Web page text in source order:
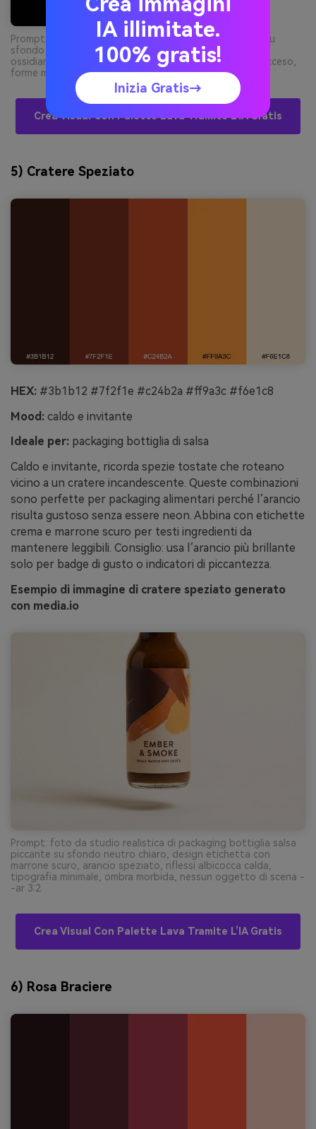
Prompt: poster evento notturno come graphic design su
sfondo chiaro, gerarchia tipografica audace, base nera
ossidiana con cremisi intenso e accenti rosso-arancio acceso,
forme minimali, senza foto, senza persone --ar 2:3
Crea Visual Con Palette Lava Tramite L’IA Gratis
5) Cratere Speziato
HEX: #3b1b12 #7f2f1e #c24b2a #ff9a3c #f6e1c8
Mood: caldo e invitante
Ideale per: packaging bottiglia di salsa
Caldo e invitante, ricorda spezie tostate che roteano
vicino a un cratere incandescente. Queste combinazioni
sono perfette per packaging alimentari perché l’arancio
risulta gustoso senza essere neon. Abbina con etichette
crema e marrone scuro per testi ingredienti da
mantenere leggibili. Consiglio: usa l’arancio più brillante
solo per badge di gusto o indicatori di piccantezza.
Esempio di immagine di cratere speziato generato
con media.io
Prompt: foto da studio realistica di packaging bottiglia salsa
piccante su sfondo neutro chiaro, design etichetta con
marrone scuro, arancio speziato, riflessi albicocca calda,
tipografia minimale, ombra morbida, nessun oggetto di scena -
-ar 3:2
Crea Visual Con Palette Lava Tramite L’IA Gratis
6) Rosa Braciere
IA illimitate.
100% gratis!
Inizia Gratis→